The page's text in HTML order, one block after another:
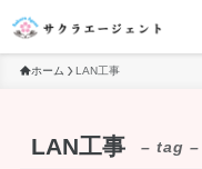
ホーム LAN工事
LAN工事 – tag –